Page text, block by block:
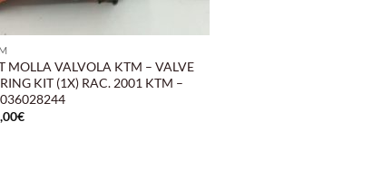
MOLLA VALVOLA KTM – VALVE
KIT (1X) RAC. 2001 KTM –
€